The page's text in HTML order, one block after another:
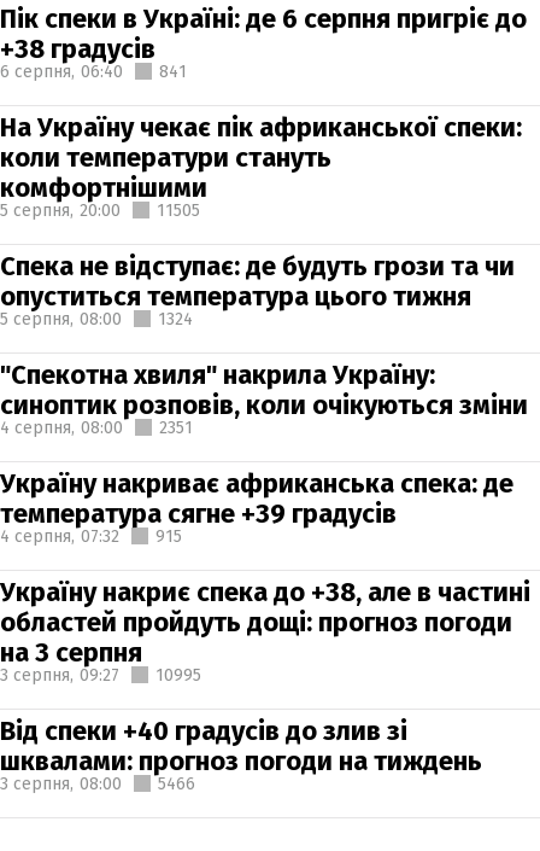
Пік спеки в Україні: де 6 серпня пригріє до
+38 градусів
6 серпня, 06:40 841
На Україну чекає пік африканської спеки:
коли температури стануть
комфортнішими
5 серпня, 20:00 11505
Спека не відступає: де будуть грози та чи
опуститься температура цього тижня
5 серпня, 08:00 1324
"Спекотна хвиля" накрила Україну:
синоптик розповів, коли очікуються зміни
4 серпня, 08:00 2351
Україну накриває африканська спека: де
температура сягне +39 градусів
4 серпня, 07:32 915
Україну накриє спека до +38, але в частині
областей пройдуть дощі: прогноз погоди
на 3 серпня
3 серпня, 09:27 10995
Від спеки +40 градусів до злив зі
шквалами: прогноз погоди на тиждень
3 серпня, 08:00 5466